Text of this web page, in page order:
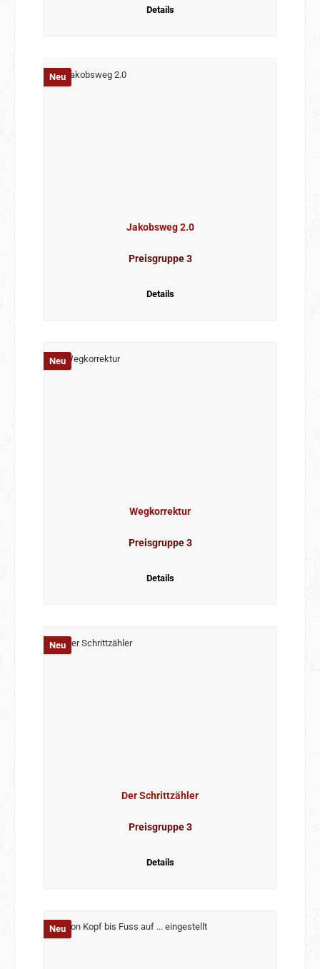
Details
Neu
Jakobsweg 2.0
Preisgruppe 3
Details
Neu
Wegkorrektur
Preisgruppe 3
Details
Neu
Der Schrittzähler
Preisgruppe 3
Details
Neu